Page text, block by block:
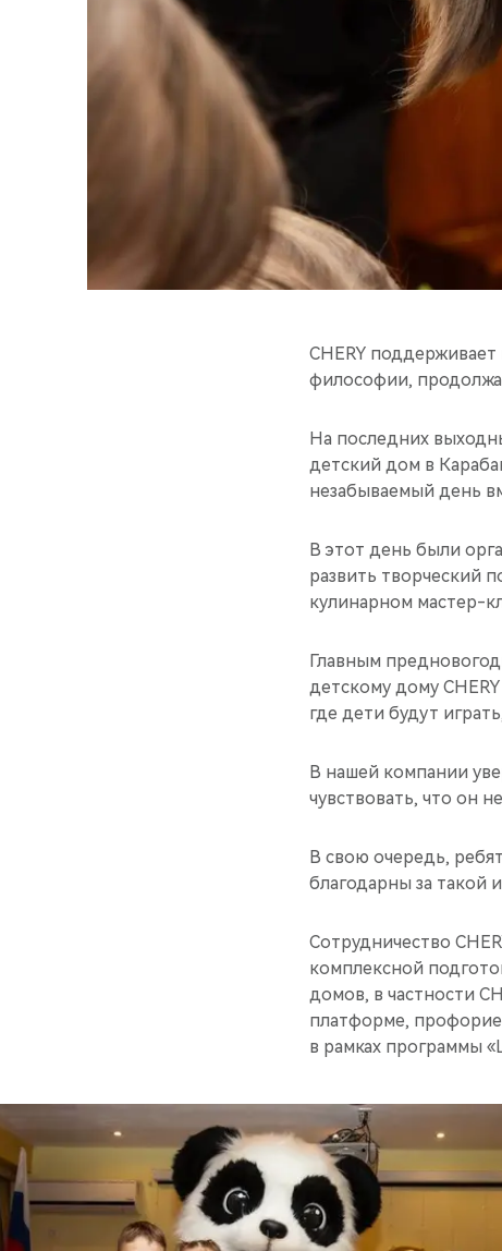
CHERY
философии,
На последних
детский дом в
незабываемый день
В этот день были
развить творческий
кулинарном мастер-
Главным
детскому дому
где дети будут
В нашей компании
чувствовать, что он
В свою очередь,
благодарны за такой
Сотрудничество
комплексной
домов, в частности
платформе,
в рамках программы